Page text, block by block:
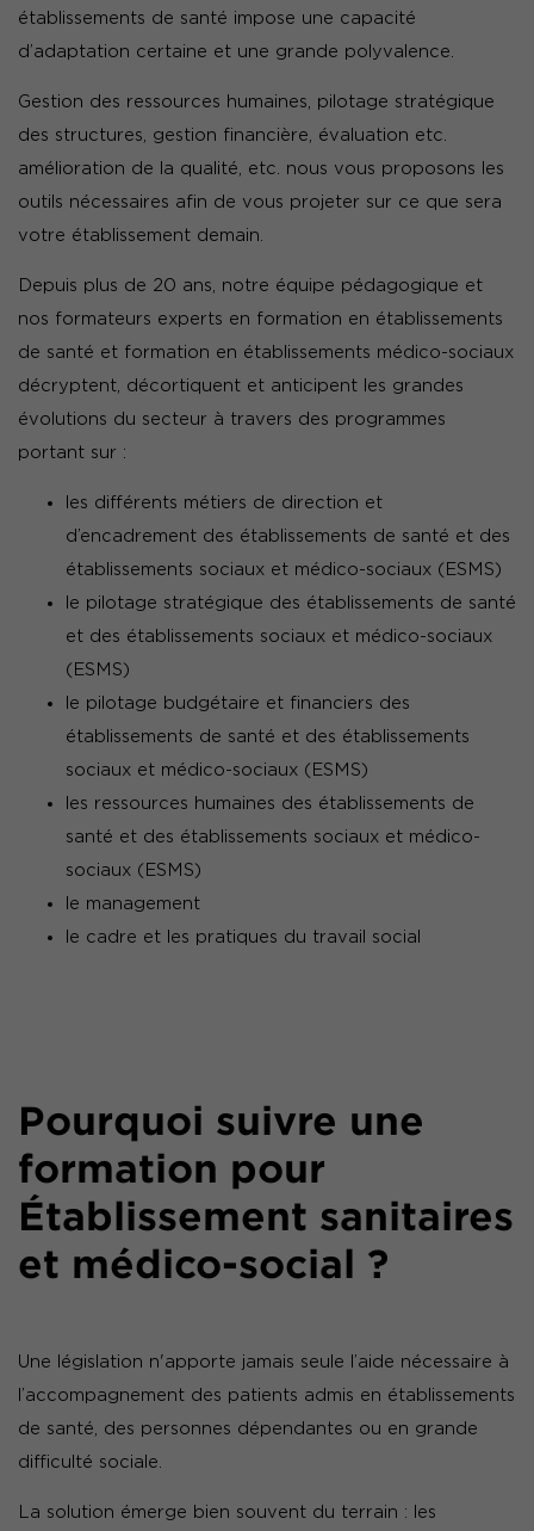
établissements de santé impose une capacité
d’adaptation certaine et une grande polyvalence.
Gestion des ressources humaines, pilotage stratégique
des structures, gestion financière, évaluation etc.
amélioration de la qualité, etc. nous vous proposons les
outils nécessaires afin de vous projeter sur ce que sera
votre établissement demain.
Depuis plus de 20 ans, notre équipe pédagogique et
nos formateurs experts en formation en établissements
de santé et formation en établissements médico-sociaux
décryptent, décortiquent et anticipent les grandes
évolutions du secteur à travers des programmes
portant sur :
les différents métiers de direction et
d’encadrement des établissements de santé et des
établissements sociaux et médico-sociaux (ESMS)
le pilotage stratégique des établissements de santé
et des établissements sociaux et médico-sociaux
(ESMS)
le pilotage budgétaire et financiers des
établissements de santé et des établissements
sociaux et médico-sociaux (ESMS)
les ressources humaines des établissements de
santé et des établissements sociaux et médico-
sociaux (ESMS)
le management
le cadre et les pratiques du travail social
Pourquoi suivre une
formation pour
Établissement sanitaires
et médico-social ?
Une législation n'apporte jamais seule l’aide nécessaire à
l’accompagnement des patients admis en établissements
de santé, des personnes dépendantes ou en grande
difficulté sociale.
La solution émerge bien souvent du terrain : les